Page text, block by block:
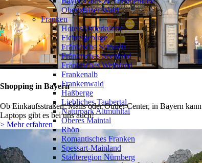
Shopping in Bayern
Ob Einkaufsstraßen, Malls oder Outlet-Center, in Bayern
Laptops gibt es bei uns auch!
> Mehr erfahren
Oberpfälzer Wald
Franken
Hotels/Unterkünfte
Fichtelgebirge
Fränkische Schweiz
Fränkisches Seenland
Fränkisches Weinland
Frankenalb
Frankenwald
Haßberge
Liebliches Taubertal
Naturpark Altmühltal
Oberes Maintal
Rhön
Romantisches Franken
Spessart-Mainland
Städteregion Nürnberg